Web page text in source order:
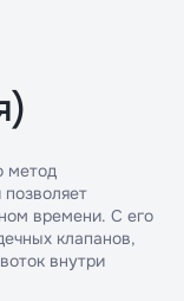
метод
времени. С его
клапанов,
внутри